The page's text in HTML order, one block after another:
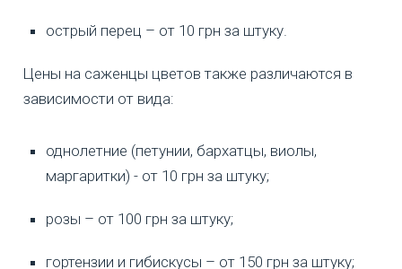
острый перец – от 10 грн за штуку.
Цены на саженцы цветов также различаются в
зависимости от вида:
однолетние (петунии, бархатцы, виолы,
маргаритки) - от 10 грн за штуку;
розы – от 100 грн за штуку;
гортензии и гибискусы – от 150 грн за штуку;